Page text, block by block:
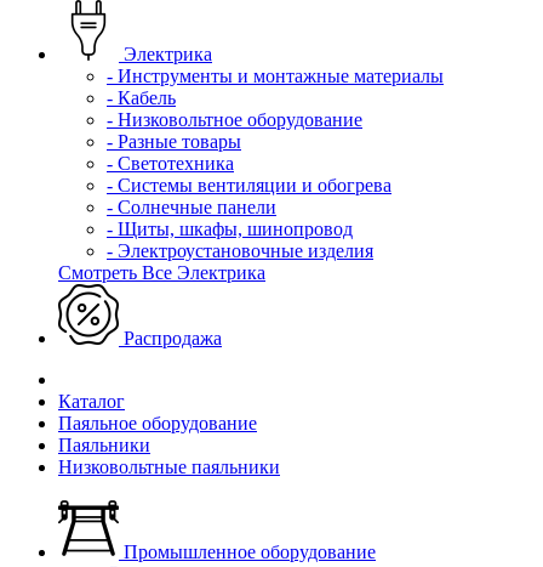
Электрика
- Инструменты и монтажные материалы
- Кабель
- Низковольтное оборудование
- Разные товары
- Светотехника
- Системы вентиляции и обогрева
- Солнечные панели
- Щиты, шкафы, шинопровод
- Электроустановочные изделия
Смотреть Все Электрика
Распродажа
Каталог
Паяльное оборудование
Паяльники
Низковольтные паяльники
Промышленное оборудование